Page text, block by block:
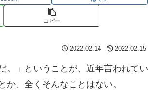
コピー
2022.02.14 2022.02.15
。」ということが、近年言われてい
か、全くそんなことはない。